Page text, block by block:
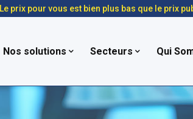
Le prix pour vous est bien plus bas que le prix
Nos solutions Secteurs Qui